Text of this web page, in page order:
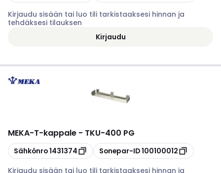
Kirjaudu sisään tai luo tili tarkistaaksesi hinnan ja
tehdäksesi tilauksen
Kirjaudu
MEKA-T-kappale - TKU-400 PG
Kopioi
Sähkönro1431374 Kopioi
Sonepar-ID100100012
Kirjaudu sisään tai luo tili tarkistaaksesi hinnan ja